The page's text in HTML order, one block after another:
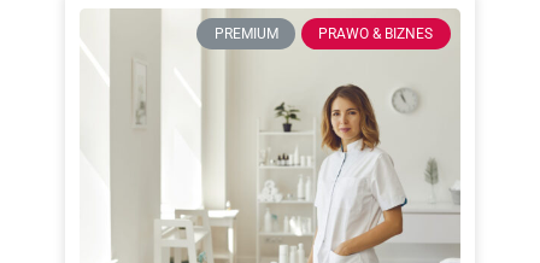
PREMIUM PRAWO & BIZNES